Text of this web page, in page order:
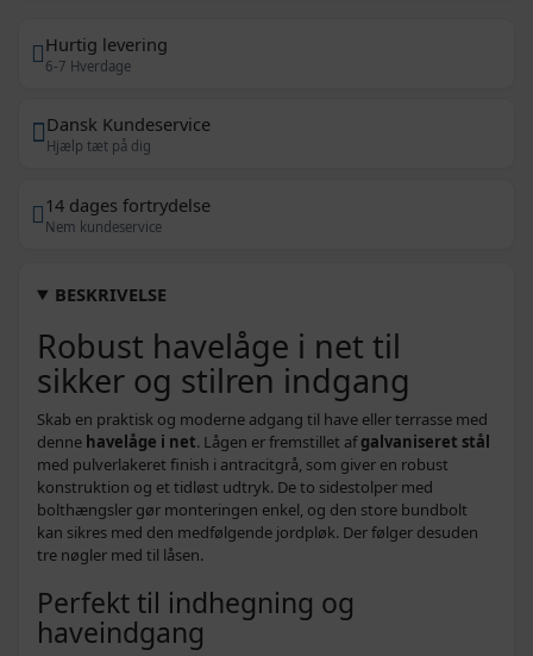
Hurtig levering
6-7 Hverdage
Dansk Kundeservice
Hjælp tæt på dig
14 dages fortrydelse
Nem kundeservice
BESKRIVELSE
Robust havelåge i net til
sikker og stilren indgang
Skab en praktisk og moderne adgang til have eller terrasse med
denne havelåge i net. Lågen er fremstillet afgalvaniseret stål
med pulverlakeret finish i antracitgrå, som giver en robust
konstruktion og et tidløst udtryk. De to sidestolper med
bolthængsler gør monteringen enkel, og den store bundbolt
kan sikres med den medfølgende jordpløk. Der følger desuden
tre nøgler med til låsen.
Perfekt til indhegning og
haveindgang